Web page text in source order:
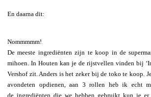
En daarna dit:
Nommmmm!
De meeste ingrediënten zijn te koop in de
mihoen. In Houten kan je de rijstvellen vinden bij
Vershof zit. Anders is het zeker bij de toko te koop.
avondeten opdienen, aan 3 rollen heb ik echt
de ingrediënten die we hebben gebruikt kun je